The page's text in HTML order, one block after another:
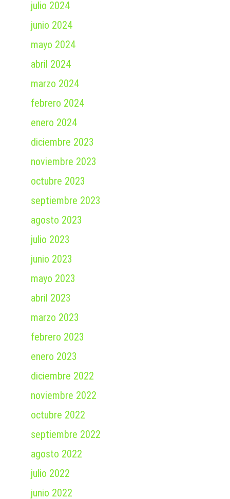
julio 2024
junio 2024
mayo 2024
abril 2024
marzo 2024
febrero 2024
enero 2024
diciembre 2023
noviembre 2023
octubre 2023
septiembre 2023
agosto 2023
julio 2023
junio 2023
mayo 2023
abril 2023
marzo 2023
febrero 2023
enero 2023
diciembre 2022
noviembre 2022
octubre 2022
septiembre 2022
agosto 2022
julio 2022
junio 2022